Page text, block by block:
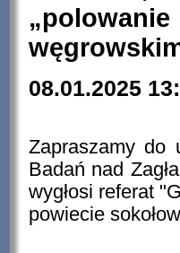
08.01.2025
Zapraszamy do
Badań nad
wygłosi referat
powiecie